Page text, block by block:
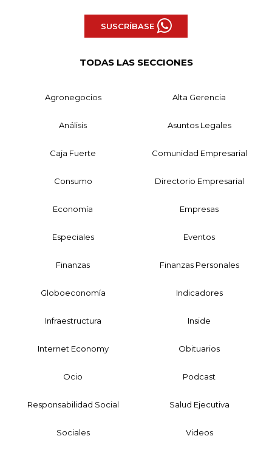
SUSCRÍBASE
TODAS LAS SECCIONES
Agronegocios Alta Gerencia
Análisis Asuntos Legales
Caja Fuerte Comunidad Empresarial
Consumo Directorio Empresarial
Economía Empresas
Especiales Eventos
Finanzas Finanzas Personales
Globoeconomía Indicadores
Infraestructura Inside
Internet Economy Obituarios
Ocio Podcast
Responsabilidad Social Salud Ejecutiva
Sociales Videos